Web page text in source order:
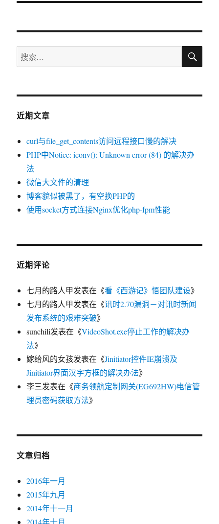
文
搜
索：
搜
近期文章
curl与file_get_contents访问远程接口慢的解决
PHP中Notice: iconv(): Unknown error (84) 的解决办
法
微信大文件的清理
博客貌似被黑了，有空换PHP的
使用socket方式连接Nginx优化php-fpm性能
近期评论
七月的路人甲发表在《看《西游记》悟团队建设》
七月的路人甲发表在《讯时2.70漏洞－对讯时新闻
发布系统的艰难突破》
sunchili发表在《VideoShot.exe停止工作的解决办
法》
嫁给风的女孩发表在《Jinitiator控件IE崩溃及
Jinitiator界面汉字方框的解决办法》
李三发表在《商务领航定制网关(EG692HW)电信管
理员密码获取方法》
文章归档
2016年一月
2015年九月
2014年十一月
2014年十月